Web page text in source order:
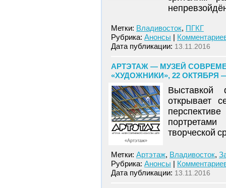
Метки: Владивосток, ПГКГ
Рубрика: Анонсы |
Дата публикации: 13.11.2016
АРТЭТАЖ — МУЗЕЙ
«ХУДОЖНИКИ», 22 ОКТЯБРЯ
«Артэтаж»
Выставкой
открывает
портретами
творческой
Метки: Артэтаж, Владивосток,
Рубрика: Анонсы |
Дата публикации: 13.11.2016